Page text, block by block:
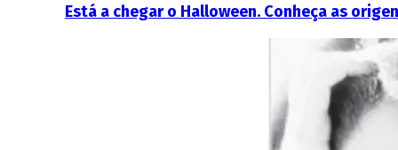
Está a chegar o Halloween. Conheça as